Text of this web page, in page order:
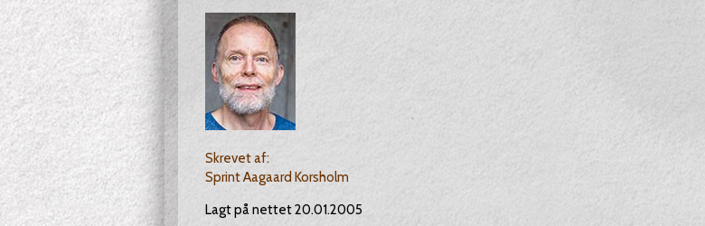
Skrevet af:
Sprint Aagaard Korsholm
Lagt på nettet 20.01.2005